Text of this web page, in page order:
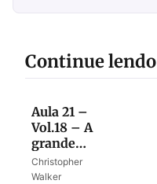
Continue lendo
Aula 21 –
Vol.18 – A
grande
orquestra
de Deus
Christopher
Walker